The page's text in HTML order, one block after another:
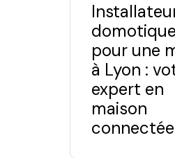
pour une
à Lyon :
expert en
maison
connectée